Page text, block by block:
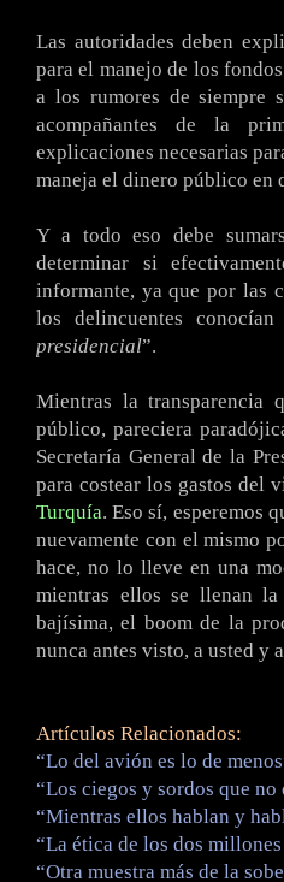
Las autoridades deben
para el manejo de los
a los rumores de siempre
acompañantes de la
explicaciones necesarias
maneja el dinero público en
Y a todo eso debe
determinar si
informante, ya que por las
los delincuentes
presidencial”.
Mientras la transparencia
público, pareciera
Secretaría General de la
para costear los gastos del
Turquía. Eso sí, esperemos
nuevamente con el mismo
hace, no lo lleve en una
mientras ellos se llenan
bajísima, el boom de la
nunca antes visto, a usted y
Artículos Relacionados:
“Lo del avión es lo de
“Los ciegos y sordos que
“Mientras ellos hablan y
“La ética de los dos
“Otra muestra más de la